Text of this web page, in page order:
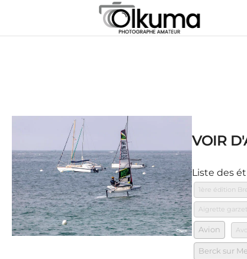
VOIR
Liste des
1ère édition
Aigrette
Avion
Berck sur